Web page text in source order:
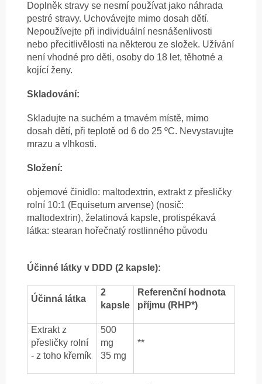
Doplněk stravy se nesmí používat jako náhrada
pestré stravy. Uchovávejte mimo dosah dětí.
Nepoužívejte při individuální nesnášenlivosti
nebo přecitlivělosti na některou ze složek. Užívání
není vhodné pro děti, osoby do 18 let, těhotné a
kojící ženy.
Skladování:
Skladujte na suchém a tmavém místě, mimo
dosah dětí, při teplotě od 6 do 25 ºC. Nevystavujte
mrazu a vlhkosti.
Složení:
objemové činidlo: maltodextrin, extrakt z přesličky
rolní 10:1 (Equisetum arvense) (nosič:
maltodextrin), želatinová kapsle, protispékavá
látka: stearan hořečnatý rostlinného původu
Účinné látky v DDD (2 kapsle):
Účinná látka
2
kapsle
Referenční hodnota
příjmu (RHP*)
Extrakt z
přesličky rolní
- z toho křemík
500
mg
35 mg
**